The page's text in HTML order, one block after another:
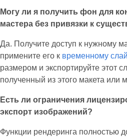
Могу ли я получить фон для
мастера без привязки к
Да. Получите доступ к нужному
примените его к временному
размером и экспортируйте этот
полученный из этого макета или
Есть ли ограничения
экспорт изображений?
Функции рендеринга полностью